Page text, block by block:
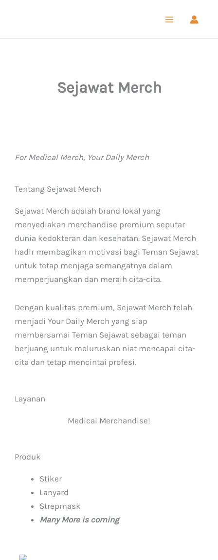
Sejawat Merch
For Medical Merch, Your Daily Merch
Tentang Sejawat Merch
Sejawat Merch adalah brand lokal yang
menyediakan merchandise premium seputar
dunia kedokteran dan kesehatan. Sejawat Merch
hadir membagikan motivasi bagi Teman Sejawat
untuk tetap menjaga semangatnya dalam
memperjuangkan dan meraih cita-cita.
Dengan kualitas premium, Sejawat Merch telah
menjadi Your Daily Merch yang siap
membersamai Teman Sejawat sebagai teman
berjuang untuk meluruskan niat mencapai cita-
cita dan tetap mencintai profesi.
Layanan
Medical Merchandise!
Produk
Stiker
Lanyard
Strepmask
Many More is coming